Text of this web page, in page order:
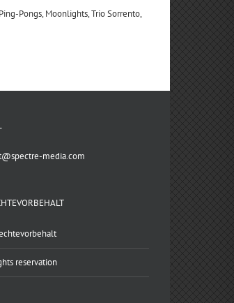
Pongs, Moonlights, Trio Sorrento,
media.com
reservation